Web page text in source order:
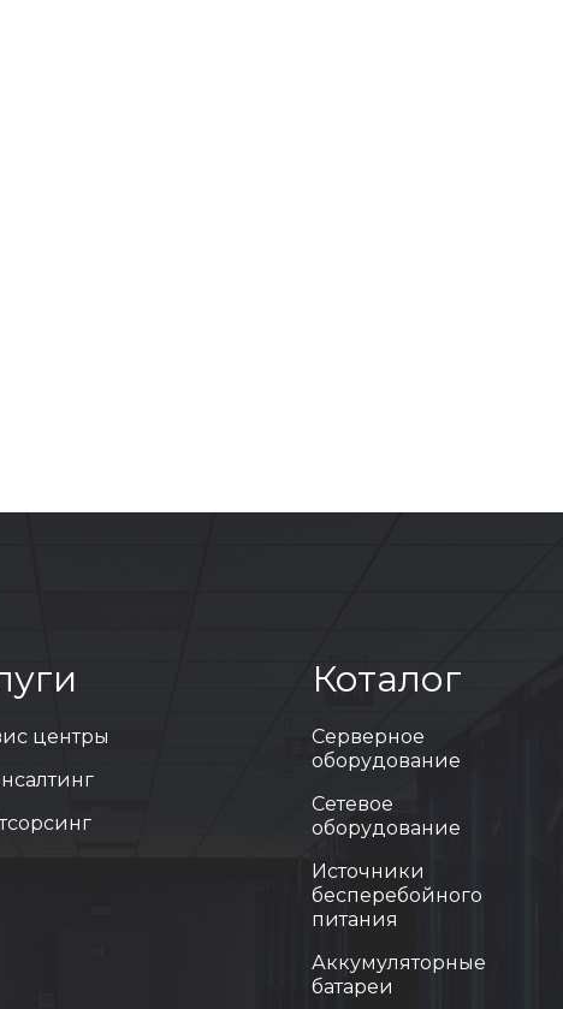
центры
Коталог
Серверное
оборудование
Сетевое
оборудование
Источники
бесперебойного
питания
Аккумуляторные
батареи